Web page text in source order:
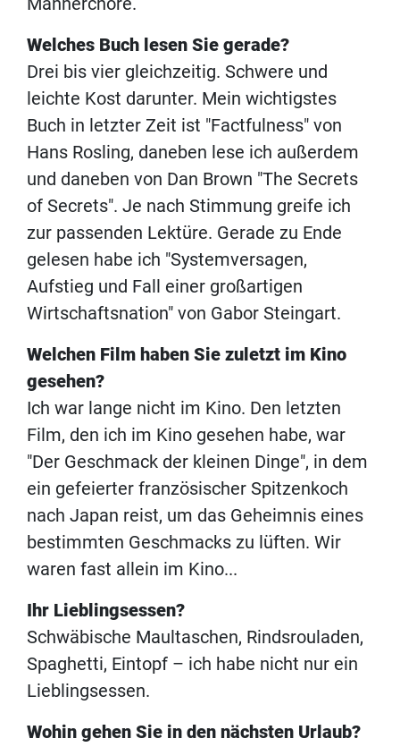
Welches Buch lesen Sie gerade?
Drei bis vier gleichzeitig. Schwere und
leichte Kost darunter. Mein wichtigstes
Buch in letzter Zeit ist "Factfulness" von
Hans Rosling, daneben lese ich außerdem
und daneben von Dan Brown "The Secrets
of Secrets". Je nach Stimmung greife ich
zur passenden Lektüre. Gerade zu Ende
gelesen habe ich "Systemversagen,
Aufstieg und Fall einer großartigen
Wirtschaftsnation" von Gabor Steingart.
Welchen Film haben Sie zuletzt im Kino
gesehen?
Ich war lange nicht im Kino. Den letzten
Film, den ich im Kino gesehen habe, war
"Der Geschmack der kleinen Dinge", in dem
ein gefeierter französischer Spitzenkoch
nach Japan reist, um das Geheimnis eines
bestimmten Geschmacks zu lüften. Wir
waren fast allein im Kino...
Ihr Lieblingsessen?
Schwäbische Maultaschen, Rindsrouladen,
Spaghetti, Eintopf – ich habe nicht nur ein
Lieblingsessen.
Wohin gehen Sie in den nächsten Urlaub?